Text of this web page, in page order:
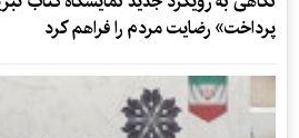
پرداخت» رضایت مردم را فراهم کرد